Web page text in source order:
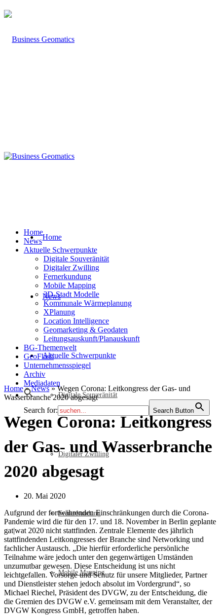
Home
News
Aktuelle Schwerpunkte
Digitale Souveränität
Digitaler Zwilling
Fernerkundung
Mobile Mapping
Home
News
Aktuelle Schwerpunkte
Digitale Souveränität
Digitaler Zwilling
Fernerkundung
Mobile Mapping
3D-Stadt Modelle
Kommunale Wärmeplanung
XPlanung
Location Intelligence
Geomarketing & Geodaten
Leitungsauskunft/Planauskunft
BG-Themenwelt
GeoFlash
Unternehmensspiegel
Archiv
Mediadaten
Search for: Search Button
Home»News»Wegen Corona: Leitkongress der Gas- und
Wasserbranche 2020 abgesagt
Wegen Corona: Leitkongress
der Gas- und Wasserbranche
2020 abgesagt
20. Mai 2020
Aufgrund der fortwährenden Einschränkungen durch die Corona-
Pandemie wird die für den 17. und 18. November in Berlin geplante
gat|wat 2020 nicht stattfinden. Zentrale Elemente des jährlich
stattfindenden Leitkongresses der Branche sind Networking und
fachlicher Austausch. „Die hierfür erforderliche persönliche
Teilnahme wäre jedoch unter den gegenwärtigen Umständen
unzumutbar gewesen. Diese Entscheidung ist uns nicht
leichtgefallen. Vorsorge und Schutz für unsere Mitglieder, Partner
und Dienstleister stehen jedoch absolut im Vordergrund“, so
Michael Riechel, Präsident des DVGW, zu der Entscheidung, die
die Gremien des DVGW e.V. gemeinsam mit dem Veranstalter, der
DVGW Kongress GmbH, getroffen haben.